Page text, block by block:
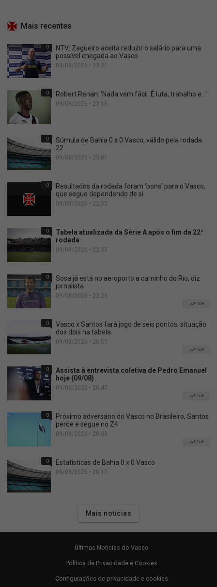
Mais recentes
0
NTV: Zagueiro aceita reduzir o salário para uma
possível chegada ao Vasco
09/08/2026 • 23:21
0 Robert Renan: 'Nada vem fácil. É luta, trabalho e...'
09/08/2026 • 23:16
0
Súmula de Bahia 0 x 0 Vasco, válido pela rodada
22
09/08/2026 • 23:01
0
Resultados da rodada foram 'bons' para o Vasco,
que segue dependendo de si
09/08/2026 • 22:55
0
Tabela atualizada da Série A após o fim da 22ª
rodada
09/08/2026 • 22:35
0
Sosa já está no aeroporto a caminho do Rio, diz
jornalista
09/08/2026 • 22:26
TOP
0
Vasco x Santos fará jogo de seis pontos; situação
dos dois na tabela
09/08/2026 • 20:50
TOP
0
Assista à entrevista coletiva de Pedro Emanuel
hoje (09/08)
09/08/2026 • 20:47
TOP
0
Próximo adversário do Vasco no Brasileiro, Santos
perde e segue no Z4
09/08/2026 • 20:38
TOP
0 Estatísticas de Bahia 0 x 0 Vasco
09/08/2026 • 20:17
Mais notícias
Últimas Notícias do Vasco
Política de Privacidade e Cookies
Configurações de privacidade e cookies